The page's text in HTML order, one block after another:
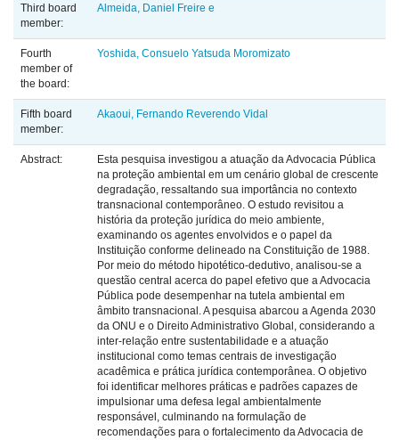
Third board
member:
Almeida, Daniel Freire e
Fourth
member of
the board:
Yoshida, Consuelo Yatsuda Moromizato
Fifth board
member:
Akaoui, Fernando Reverendo Vidal
Abstract:
Esta pesquisa investigou a atuação da Advocacia Pública
na proteção ambiental em um cenário global de crescente
degradação, ressaltando sua importância no contexto
transnacional contemporâneo. O estudo revisitou a
história da proteção jurídica do meio ambiente,
examinando os agentes envolvidos e o papel da
Instituição conforme delineado na Constituição de 1988.
Por meio do método hipotético-dedutivo, analisou-se a
questão central acerca do papel efetivo que a Advocacia
Pública pode desempenhar na tutela ambiental em
âmbito transnacional. A pesquisa abarcou a Agenda 2030
da ONU e o Direito Administrativo Global, considerando a
inter-relação entre sustentabilidade e a atuação
institucional como temas centrais de investigação
acadêmica e prática jurídica contemporânea. O objetivo
foi identificar melhores práticas e padrões capazes de
impulsionar uma defesa legal ambientalmente
responsável, culminando na formulação de
recomendações para o fortalecimento da Advocacia de